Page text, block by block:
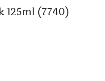
125ml (7740)